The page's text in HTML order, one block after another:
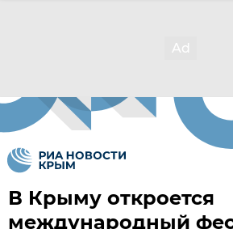
В Крыму откроется
международный